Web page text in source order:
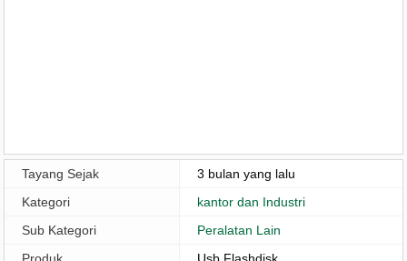
Tayang Sejak
3 bulan yang lalu
Kategori
kantor dan Industri
Sub Kategori
Peralatan Lain